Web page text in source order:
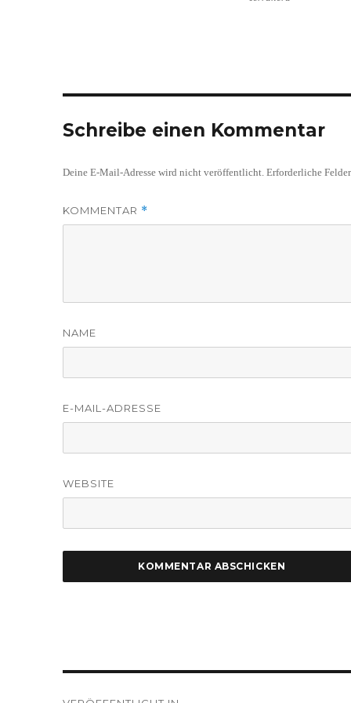
Schreibe einen Kommentar
Deine E-Mail-Adresse wird nicht veröffentlicht. Erforderliche
KOMMENTAR *
NAME
E-MAIL-ADRESSE
WEBSITE